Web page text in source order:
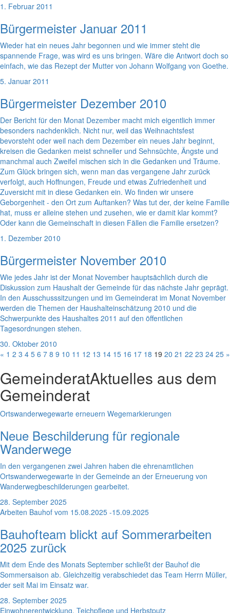
1. Februar 2011
Bürgermeister Januar 2011
Wieder hat ein neues Jahr begonnen und wie immer steht die
spannende Frage, was wird es uns bringen. Wäre die Antwort doch so
einfach, wie das Rezept der Mutter von Johann Wolfgang von Goethe.
5. Januar 2011
Bürgermeister Dezember 2010
Der Bericht für den Monat Dezember macht mich eigentlich immer
besonders nachdenklich. Nicht nur, weil das Weihnachtsfest
bevorsteht oder weil nach dem Dezember ein neues Jahr beginnt,
kreisen die Gedanken meist schneller und Sehnsüchte, Ängste und
manchmal auch Zweifel mischen sich in die Gedanken und Träume.
Zum Glück bringen sich, wenn man das vergangene Jahr zurück
verfolgt, auch Hoffnungen, Freude und etwas Zufriedenheit und
Zuversicht mit in diese Gedanken ein. Wo finden wir unsere
Geborgenheit - den Ort zum Auftanken? Was tut der, der keine Familie
hat, muss er alleine stehen und zusehen, wie er damit klar kommt?
Oder kann die Gemeinschaft in diesen Fällen die Familie ersetzen?
1. Dezember 2010
Bürgermeister November 2010
Wie jedes Jahr ist der Monat November hauptsächlich durch die
Diskussion zum Haushalt der Gemeinde für das nächste Jahr geprägt.
In den Ausschusssitzungen und im Gemeinderat im Monat November
werden die Themen der Haushalteinschätzung 2010 und die
Schwerpunkte des Haushaltes 2011 auf den öffentlichen
Tagesordnungen stehen.
30. Oktober 2010
« 1 2 3 4 5 6 7 8 9 10 11 12 13 14 15 16 17 18 19 20 21 22 23 24 25 »
GemeinderatAktuelles aus dem
Gemeinderat
Ortswanderwegewarte erneuern Wegemarkierungen
Neue Beschilderung für regionale
Wanderwege
In den vergangenen zwei Jahren haben die ehrenamtlichen
Ortswanderwegewarte in der Gemeinde an der Erneuerung von
Wanderwegbeschilderungen gearbeitet.
28. September 2025
Arbeiten Bauhof vom 15.08.2025 -15.09.2025
Bauhofteam blickt auf Sommerarbeiten
2025 zurück
Mit dem Ende des Monats September schließt der Bauhof die
Sommersaison ab. Gleichzeitig verabschiedet das Team Herrn Müller,
der seit Mai im Einsatz war.
28. September 2025
Einwohnerentwicklung, Teichpflege und Herbstputz